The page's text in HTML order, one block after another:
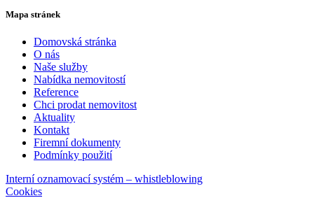
Mapa stránek
Domovská stránka
O nás
Naše služby
Nabídka nemovitostí
Reference
Chci prodat nemovitost
Aktuality
Kontakt
Firemní dokumenty
Podmínky použití
Interní oznamovací systém – whistleblowing
Cookies